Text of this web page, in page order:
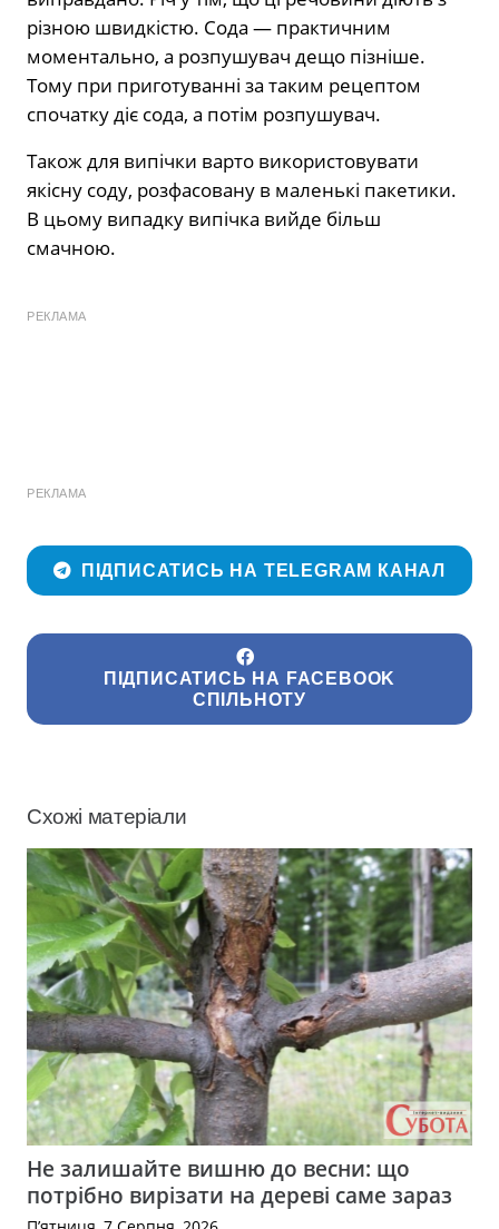
різною швидкістю. Сода — практичним
моментально, а розпушувач дещо пізніше.
Тому при приготуванні за таким рецептом
спочатку діє сода, а потім розпушувач.
Також для випічки варто використовувати
якісну соду, розфасовану в маленькі пакетики.
В цьому випадку випічка вийде більш
смачною.
РЕКЛАМА
РЕКЛАМА
ПІДПИСАТИСЬ НА TELEGRAM КАНАЛ
ПІДПИСАТИСЬ НА FACEBOOK
СПІЛЬНОТУ
Схожі матеріали
Не залишайте вишню до весни: що
потрібно вирізати на дереві саме зараз